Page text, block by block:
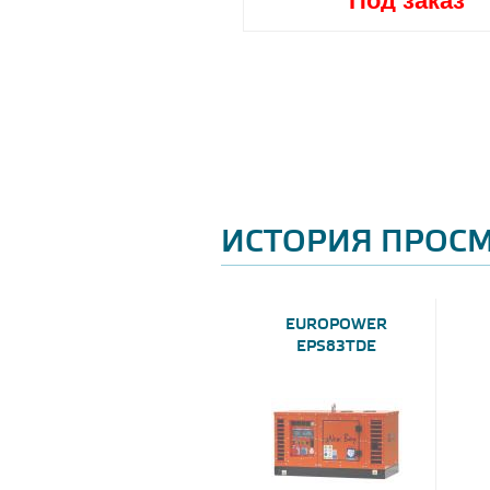
ИСТОРИЯ
EUROPOWER
EPS83TDE